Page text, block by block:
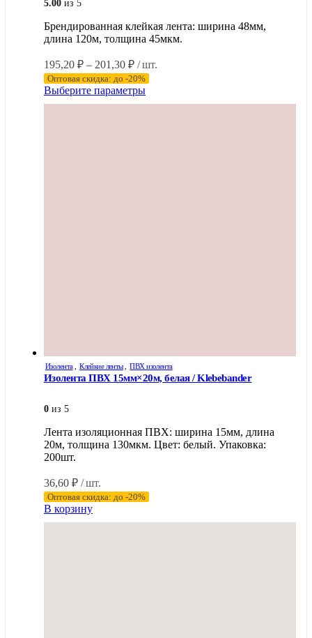
5.00 из 5
Брендированная клейкая лента: ширина 48мм,
длина 120м, толщина 45мкм.
195,20 ₽ – 201,30 ₽Диапазон
цен:
195,20 ₽
–
/ шт.
Оптовая скидка: до -20%
Выберите параметрыЭтот
товар
Изолента , Клейкие ленты, ПВХ изолента
Изолента ПВХ 15мм×20м, белая / Klebebander
0 из 5
Лента изоляционная ПВХ: ширина 15мм, длина
20м, толщина 130мкм. Цвет: белый. Упаковка:
200шт.
36,60 ₽ / шт.
Оптовая скидка: до -20%
В корзину